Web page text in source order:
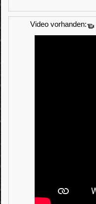
Video vorhanden: